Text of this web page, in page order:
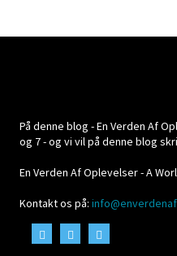
På denne blog - En Verden Af
og 7 - og vi vil på denne blog
En Verden Af Oplevelser - A
Kontakt os på: